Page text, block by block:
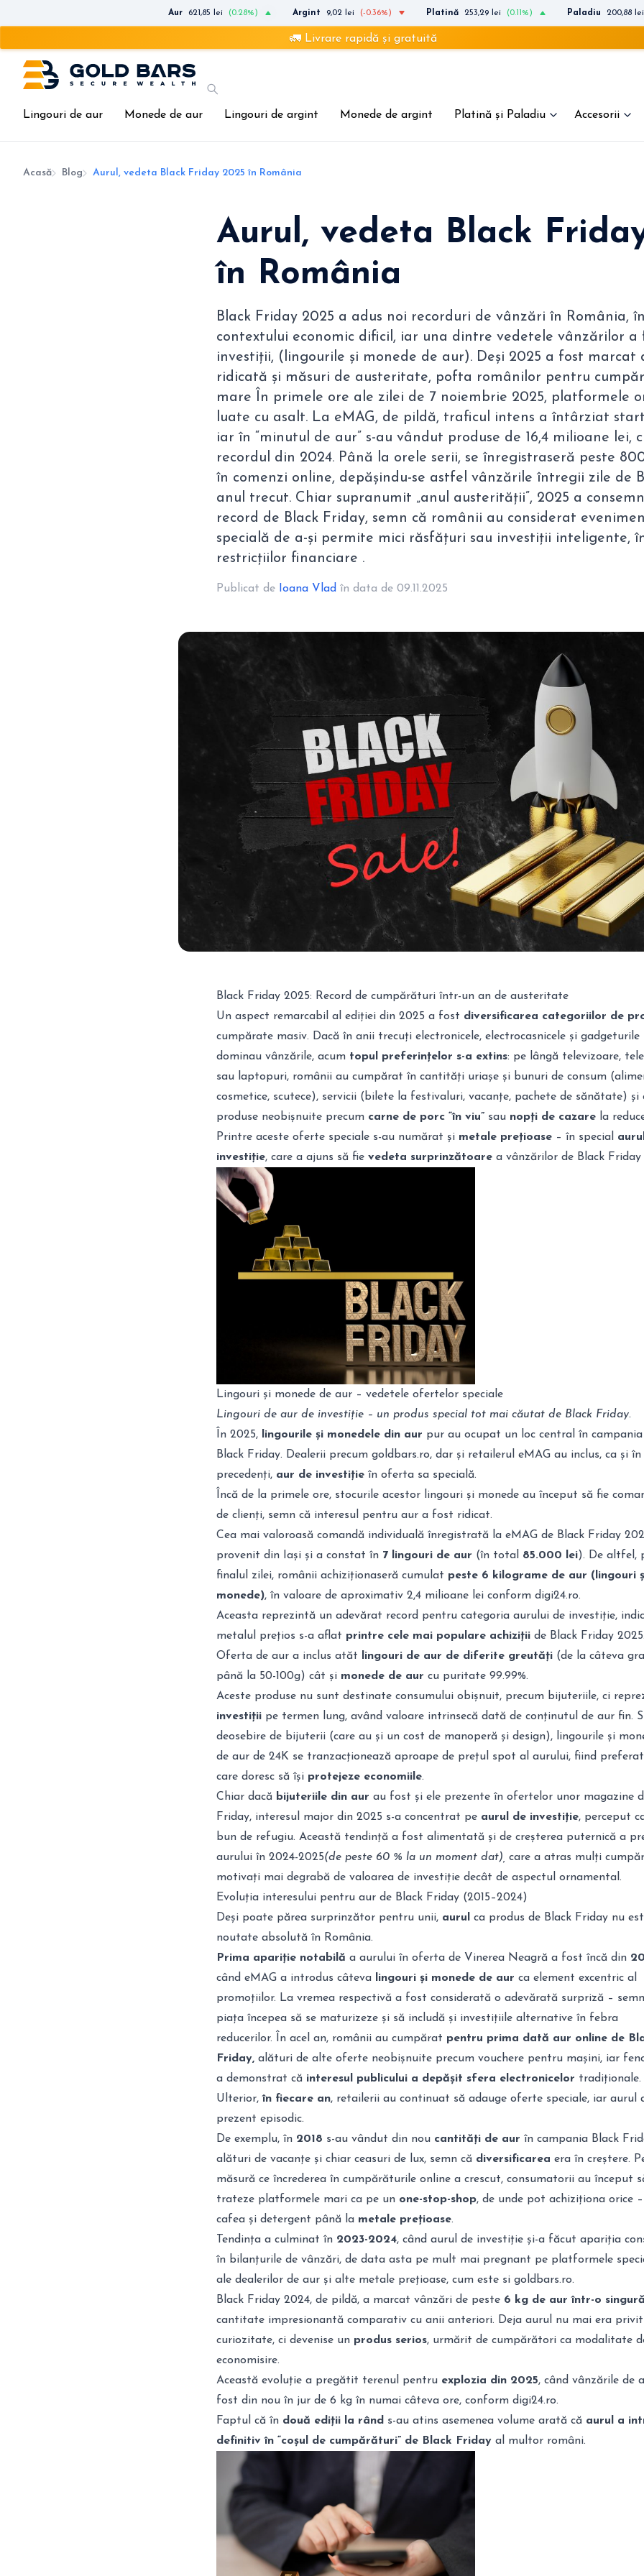
Aur 621,85 lei (0.28%) Argint 9,02 lei (-0.36%) Platină 253,29 lei (0.11%) Paladiu 200,88 lei
🚛 Livrare rapidă și gratuită
Lingouri de aur Monede de aur Lingouri de argint Monede de argint Platină și Paladiu Accesorii
Acasă Blog Aurul, vedeta Black Friday 2025 în România
Aurul, vedeta Black
în România
Black Friday 2025 a adus noi recorduri de vânzări în România,
contextului economic dificil, iar una dintre vedetele vânzărilor a
investiții, (lingourile și monede de aur). Deși 2025 a fost marcat
ridicată și măsuri de austeritate, pofta românilor pentru
mare În primele ore ale zilei de 7 noiembrie 2025, platformele
luate cu asalt. La eMAG, de pildă, traficul intens a întârziat
iar în “minutul de aur” s-au vândut produse de 16,4 milioane lei,
recordul din 2024. Până la orele serii, se înregistraseră peste
în comenzi online, depășindu-se astfel vânzările întregii zile de
anul trecut. Chiar supranumit „anul austerității”, 2025 a
record de Black Friday, semn că românii au considerat
specială de a-și permite mici răsfățuri sau investiții inteligente,
restricțiilor financiare .
Publicat de Ioana Vlad în data de 09.11.2025
Black Friday 2025: Record de cumpărături într-un an de austeritate
Un aspect remarcabil al ediției din 2025 a fost diversificarea categoriilor de
cumpărate masiv. Dacă în anii trecuți electronicele, electrocasnicele și gadgeturile
dominau vânzările, acum topul preferințelor s-a extins: pe lângă televizoare,
sau laptopuri, românii au cumpărat în cantități uriașe și bunuri de consum
cosmetice, scutece), servicii (bilete la festivaluri, vacanțe, pachete de sănătate) și
produse neobișnuite precum carne de porc “în viu” sau nopți de cazare la
Printre aceste oferte speciale s-au numărat și metale prețioase – în special
investiție, care a ajuns să fie vedeta surprinzătoare a vânzărilor de Black Friday
Lingouri și monede de aur – vedetele ofertelor speciale
Lingouri de aur de investiție – un produs special tot mai căutat de Black Friday.
În 2025,
lingourile și monedele din aur pur au ocupat un loc central în campania
Black Friday. Dealerii precum goldbars.ro, dar și retailerul eMAG au inclus, ca și
precedenți, aur de investiție în oferta sa specială.
Încă de la primele ore, stocurile acestor lingouri și monede au început să fie
de clienți, semn că interesul pentru aur a fost ridicat.
Cea mai valoroasă comandă individuală înregistrată la eMAG de Black Friday
provenit din Iași și a constat în 7 lingouri de aur (în total 85.000 lei). De altfel,
finalul zilei, românii achiziționaseră cumulat peste 6 kilograme de aur (lingouri
monede), în valoare de aproximativ 2,4 milioane lei conform digi24.ro.
Aceasta reprezintă un adevărat record pentru categoria aurului de investiție,
metalul prețios s-a aflat printre cele mai populare achiziții de Black Friday 2025.
Oferta de aur a inclus atăt
lingouri de aur de diferite greutăți (de la câteva
până la 50-100g) cât și monede de aur cu puritate 99.99%.
Aceste produse nu sunt destinate consumului obișnuit, precum bijuteriile, ci
investiții pe termen lung, având valoare intrinsecă dată de conținutul de aur fin.
deosebire de bijuterii (care au și un cost de manoperă și design), lingourile și
de aur de 24K se tranzacționează aproape de prețul spot al aurului, fiind
care doresc să își protejeze economiile.
Chiar dacă bijuteriile din aur au fost și ele prezente în ofertelor unor magazine
Friday, interesul major din 2025 s-a concentrat pe aurul de investiție, perceput
bun de refugiu. Această tendință a fost alimentată și de creșterea puternică a
aurului în 2024-2025(de peste 60 % la un moment dat), care a atras mulți
motivați mai degrabă de valoarea de investiție decât de aspectul ornamental.
Evoluția interesului pentru aur de Black Friday (2015–2024)
Deși poate părea surprinzător pentru unii, aurul
ca produs de Black Friday nu
noutate absolută în România.
Prima apariție notabilă a aurului în oferta de Vinerea Neagră a fost încă din
când eMAG a introdus câteva
lingouri și monede de aur ca element excentric al
promoțiilor. La vremea respectivă a fost considerată o adevărată surpriză –
piața începea să se maturizeze și să includă și investițiile alternative în febra
reducerilor. În acel an, românii au cumpărat pentru prima dată aur online de
Friday, alături de alte oferte neobișnuite precum vouchere pentru mașini, iar
a demonstrat că interesul publicului a depășit sfera electronicelor tradiționale.
Ulterior,în fiecare an, retailerii au continuat să adauge oferte speciale, iar aurul
prezent episodic.
De exemplu, în 2018 s-au vândut din nou cantități de aur în campania Black
alături de vacanțe și chiar ceasuri de lux, semn că diversificarea era în creștere.
măsură ce încrederea în cumpărăturile online a crescut, consumatorii au început
trateze platformele mari ca pe un one-stop-shop, de unde pot achiziționa orice
cafea și detergent până la metale prețioase.
Tendința a culminat în 2023-2024, când aurul de investiție și-a făcut apariția
în bilanțurile de vânzări, de data asta pe mult mai pregnant pe platformele
ale dealerilor de aur și alte metale prețioase, cum este si goldbars.ro.
Black Friday 2024, de pildă, a marcat vânzări de peste 6 kg de aur într-o
cantitate impresionantă comparativ cu anii anteriori. Deja aurul nu mai era privit
curiozitate, ci devenise un produs serios, urmărit de cumpărători ca modalitate
economisire.
Această evoluție a pregătit terenul pentru explozia din 2025, când vânzările de
fost din nou în jur de 6 kg în numai câteva ore, conform digi24.ro.
Faptul că în două ediții la rând s-au atins asemenea volume arată că aurul a
definitiv în “coșul de cumpărături” de Black Friday al multor români.